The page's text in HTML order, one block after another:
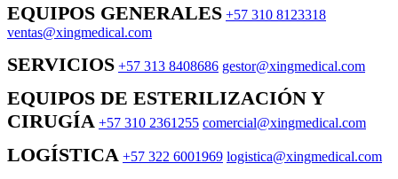
EQUIPOS GENERALES +57 310 8123318
ventas@xingmedical.com
SERVICIOS +57 313 8408686 gestor@xingmedical.com
EQUIPOS DE ESTERILIZACIÓN Y
CIRUGÍA +57 310 2361255 comercial@xingmedical.com
LOGÍSTICA +57 322 6001969 logistica@xingmedical.com